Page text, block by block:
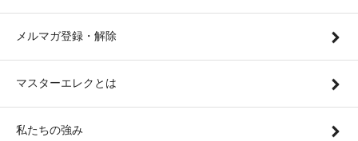
メルマガ登録・解除
マスターエレクとは
私たちの強み